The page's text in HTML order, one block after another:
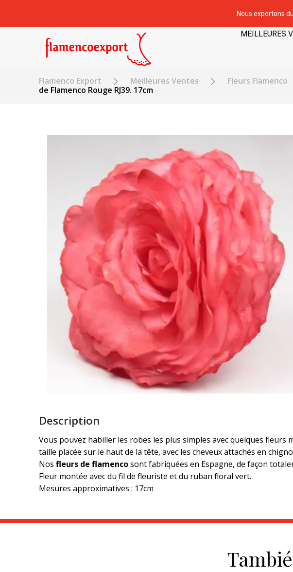
Nous exportons
MEILLEURES
Flamenco Export Meilleures Ventes Fleurs Flamenco
de Flamenco Rouge RJ39. 17cm
Description
Vous pouvez habiller les robes les plus simples avec quelques fleurs
taille placée sur le haut de la tête, avec les cheveux attachés en
Nos fleurs de flamencosont fabriquées en Espagne, de façon
Fleur montée avec du fil de fleuriste et du ruban floral vert.
Mesures approximatives : 17cm